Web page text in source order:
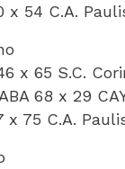
x 54 C.A.
x 65 S.C.
68 x 29
x 75 C.A.